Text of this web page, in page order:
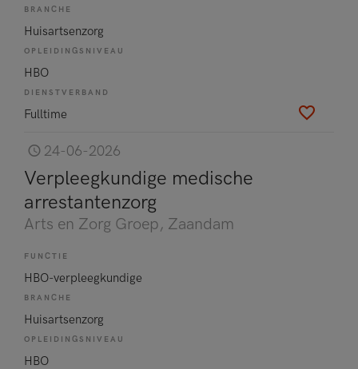
BRANCHE
Huisartsenzorg
OPLEIDINGSNIVEAU
HBO
DIENSTVERBAND
Fulltime
24-06-2026
Verpleegkundige medische
arrestantenzorg
Arts en Zorg Groep, Zaandam
FUNCTIE
HBO-verpleegkundige
BRANCHE
Huisartsenzorg
OPLEIDINGSNIVEAU
HBO